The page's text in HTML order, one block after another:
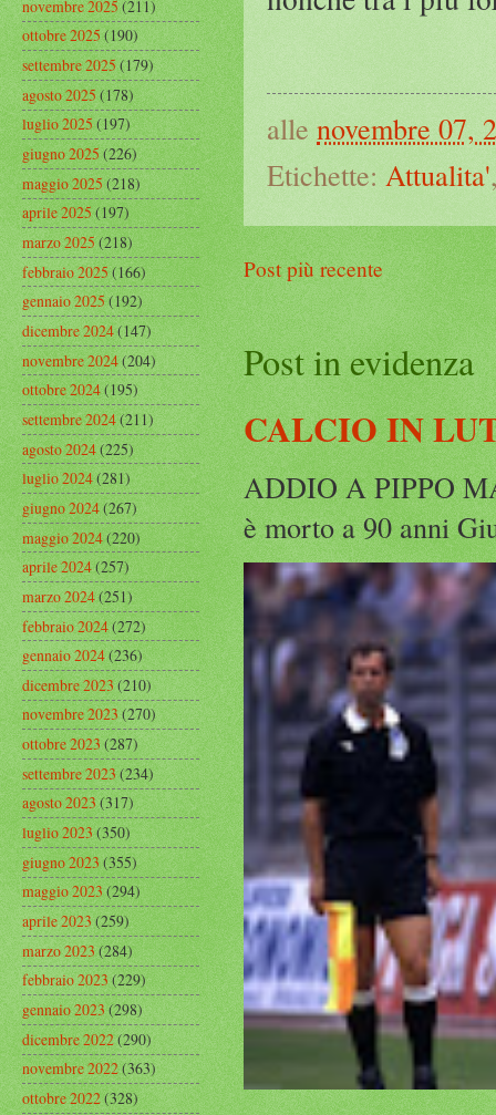
alle novembre 07,
Etichette: Attualita'
Post più recente
Post in evidenza
CALCIO IN
ADDIO A PIPPO
è morto a 90 anni
novembre 2025(211)
ottobre 2025(190)
settembre 2025(179)
agosto 2025(178)
luglio 2025(197)
giugno 2025(226)
maggio 2025(218)
aprile 2025(197)
marzo 2025(218)
febbraio 2025(166)
gennaio 2025(192)
dicembre 2024(147)
novembre 2024(204)
ottobre 2024(195)
settembre 2024(211)
agosto 2024(225)
luglio 2024(281)
giugno 2024(267)
maggio 2024(220)
aprile 2024(257)
marzo 2024(251)
febbraio 2024(272)
gennaio 2024(236)
dicembre 2023(210)
novembre 2023(270)
ottobre 2023(287)
settembre 2023(234)
agosto 2023(317)
luglio 2023(350)
giugno 2023(355)
maggio 2023(294)
aprile 2023(259)
marzo 2023(284)
febbraio 2023(229)
gennaio 2023(298)
dicembre 2022(290)
novembre 2022(363)
ottobre 2022(328)